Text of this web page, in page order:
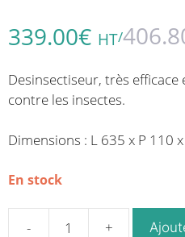
339.00€ HT/
Desinsectiseur, très
contre les insectes.
Dimensions : L 635 x P 110
En stock